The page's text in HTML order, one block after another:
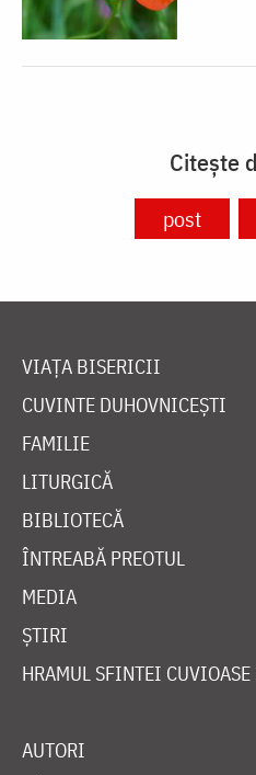
Citește
post
VIAȚA BISERICII
CUVINTE DUHOVNICEȘTI
FAMILIE
LITURGICĂ
BIBLIOTECĂ
ÎNTREABĂ PREOTUL
MEDIA
ȘTIRI
HRAMUL SFINTEI CUVIOASE
AUTORI